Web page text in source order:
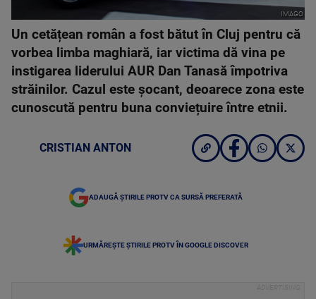
IMAGO
Un cetățean român a fost bătut în Cluj pentru că
vorbea limba maghiară, iar victima dă vina pe
instigarea liderului AUR Dan Tanasă împotriva
străinilor. Cazul este șocant, deoarece zona este
cunoscută pentru buna conviețuire între etnii.
CRISTIAN ANTON
ADAUGĂ ȘTIRILE PROTV CA SURSĂ PREFERATĂ
URMĂREȘTE ȘTIRILE PROTV ÎN GOOGLE DISCOVER